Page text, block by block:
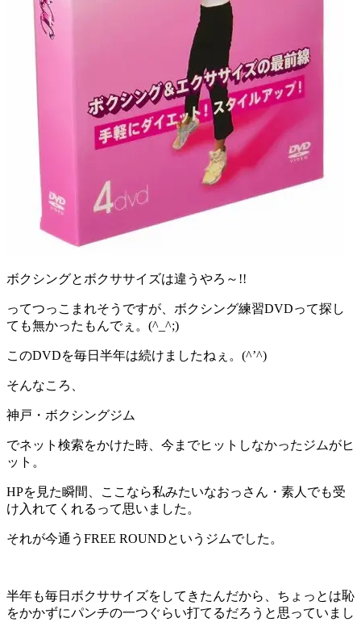
ボクシングとボクササイズは違うやろ～!!
ってつっこまれそうですが、ボクシング練習DVDって探し
ても無かったもんでぇ。(^_^;)
このDVDを毎日半年は続けましたねぇ。(^’^)
そんなころ、
神戸・ボクシングジム
でネット検索をかけた時、今までヒットしなかったジムがヒ
ット。
HPを見た瞬間、ここなら私みたいなおっさん・素人でも受
け入れてくれるって思いました。
それが今通うFREE ROUNDというジムでした。
半年も毎日ボクササイズをしてきたんだから、ちょっとは恥
をかかずにパンチの一つぐらい打てるだろうと思っていまし